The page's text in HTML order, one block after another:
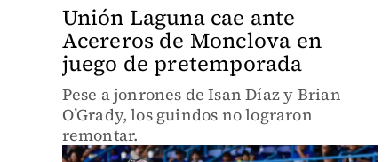
Unión Laguna cae ante
Acereros de Monclova en
juego de pretemporada
Pese a jonrones de Isan Díaz y Brian
O’Grady, los guindos no lograron
remontar.